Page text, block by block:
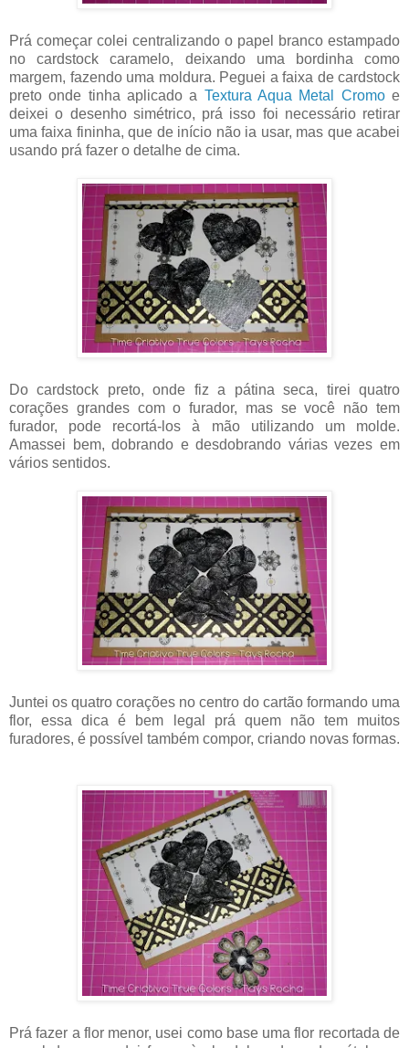
Prá começar colei centralizando o papel branco estampado
no cardstock caramelo, deixando uma bordinha como
margem, fazendo uma moldura. Peguei a faixa de cardstock
preto onde tinha aplicado a Textura Aqua Metal Cromoe
deixei o desenho simétrico, prá isso foi necessário retirar
uma faixa fininha, que de início não ia usar, mas que acabei
usando prá fazer o detalhe de cima.
Do cardstock preto, onde fiz a pátina seca, tirei quatro
corações grandes com o furador, mas se você não tem
furador, pode recortá-los à mão utilizando um molde.
Amassei bem, dobrando e desdobrando várias vezes em
vários sentidos.
Juntei os quatro corações no centro do cartão formando uma
flor, essa dica é bem legal prá quem não tem muitos
furadores, é possível também compor, criando novas formas.
Prá fazer a flor menor, usei como base uma flor recortada de